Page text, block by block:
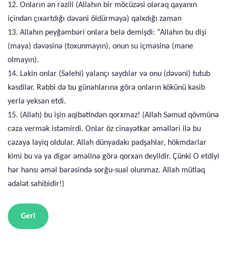
12. Onların ən rəzili (Allahın bir möcüzəsi olaraq qayanın
içindən çıxartdığı dəvəni öldürməyə) qalxdığı zaman
13. Allahın peyğəmbəri onlara belə demişdi: “Allahın bu dişi
(maya) dəvəsinə (toxunmayın), onun su içməsinə (mane
olmayın).
14. Lakin onlar (Salehi) yalançı saydılar və onu (dəvəni) tutub
kəsdilər. Rəbbi də bu günahlarına görə onların kökünü kəsib
yerlə yeksan etdi.
15. (Allah) bu işin aqibətindən qorxmaz! (Allah Səmud qövmünə
cəza vermək istəmirdi. Onlar öz cinayətkar əməlləri ilə bu
cəzaya layiq oldular. Allah dünyadakı padşahlar, hökmdarlar
kimi bu və ya digər əməlinə görə qorxan deyildir. Çünki O etdiyi
hər hansı əməl barəsində sorğu-sual olunmaz. Allah mütləq
ədalət sahibidir!)
Geri